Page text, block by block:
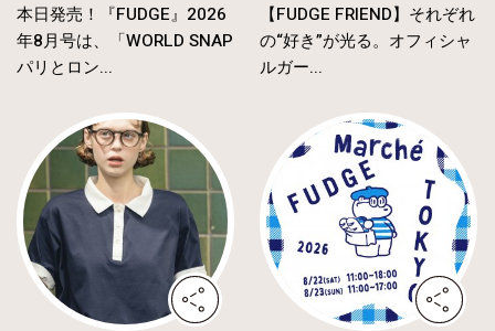
本日発売！『FUDGE』2026
年8月号は、「WORLD SNAP
パリとロン...
【FUDGE FRIEND】それぞれ
の“好き”が光る。オフィシャ
ルガー...